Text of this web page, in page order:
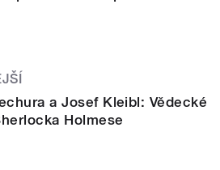
a Josef Kleibl: Vědecké
Holmese